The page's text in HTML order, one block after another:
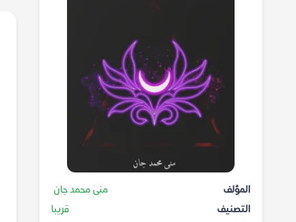
المؤلف
منى محمد جان
التصنيف
قريبا